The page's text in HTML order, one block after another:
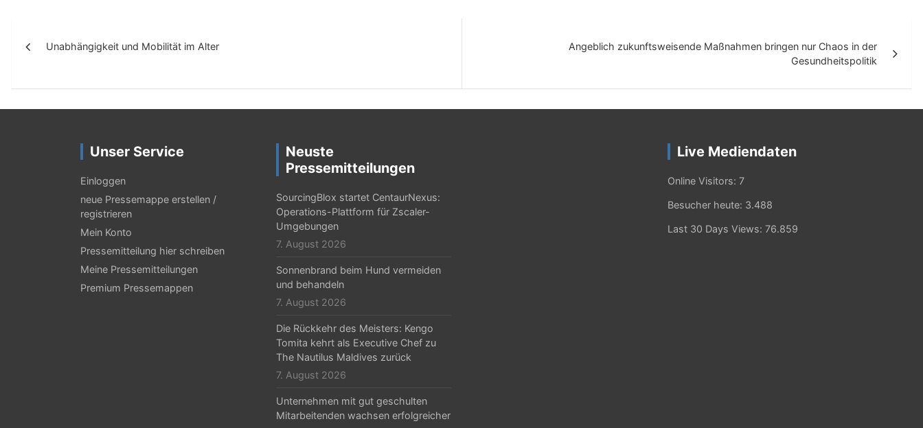
Unabhängigkeit und Mobilität im Alter
Angeblich zukunftsweisende Maßnahmen bringen nur Chaos in der
Gesundheitspolitik
Unser Service
Einloggen
neue Pressemappe erstellen /
registrieren
Mein Konto
Pressemitteilung hier schreiben
Meine Pressemitteilungen
Premium Pressemappen
Neuste
Pressemitteilungen
SourcingBlox startet CentaurNexus:
Operations-Plattform für Zscaler-
Umgebungen
7. August 2026
Sonnenbrand beim Hund vermeiden
und behandeln
7. August 2026
Die Rückkehr des Meisters: Kengo
Tomita kehrt als Executive Chef zu
The Nautilus Maldives zurück
7. August 2026
Unternehmen mit gut geschulten
Mitarbeitenden wachsen erfolgreicher
Live Mediendaten
Online Visitors: 7
Besucher heute: 3.488
Last 30 Days Views: 76.859